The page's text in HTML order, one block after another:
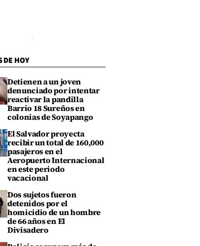
DE HOY
Detienen a un joven
denunciado por intentar
reactivar la pandilla
Barrio 18 Sureños en
colonias de Soyapango
El Salvador proyecta
recibir un total de 160,000
pasajeros en el
Aeropuerto Internacional
en este periodo
vacacional
Dos sujetos fueron
detenidos por el
homicidio de un hombre
de 66 años en El
Divisadero